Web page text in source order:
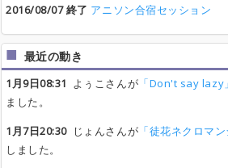
2016/08/07 終了 アニソン合宿セッション
最近の動き
1月9日08:31 よぅこさんが 「Don't say lazy」
ました。
1月7日20:30じょんさんが 「徒花ネクロマン
しました。